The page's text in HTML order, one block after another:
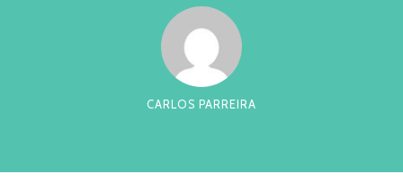
CARLOS PARREIRA